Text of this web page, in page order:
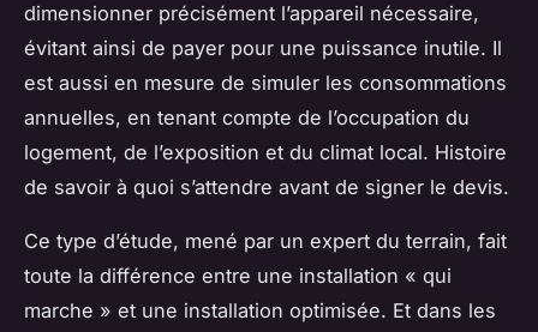
dimensionner précisément l’appareil nécessaire,
évitant ainsi de payer pour une puissance inutile. Il
est aussi en mesure de simuler les consommations
annuelles, en tenant compte de l’occupation du
logement, de l’exposition et du climat local. Histoire
de savoir à quoi s’attendre avant de signer le devis.
Ce type d’étude, mené par un expert du terrain, fait
toute la différence entre une installation « qui
marche » et une installation optimisée. Et dans les